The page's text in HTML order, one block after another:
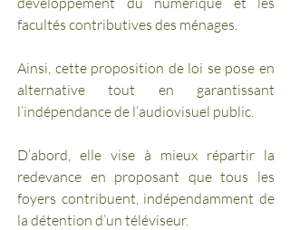
facultés contributives des ménages.
Ainsi, cette proposition de loi se pose en
alternative tout en garantissant
l’indépendance de l’audiovisuel public.
D’abord, elle vise à mieux répartir la
redevance en proposant que tous les
foyers contribuent, indépendamment de
la détention d’un téléviseur.